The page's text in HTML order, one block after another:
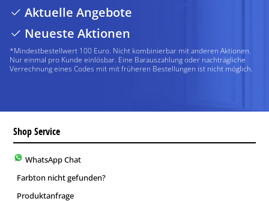
Aktuelle Angebote
Neueste Aktionen
*Mindestbestellwert 100 Euro. Nicht kombinierbar mit anderen Aktionen.
Nur einmal pro Kunde einlösbar. Eine Barauszahlung oder nachträgliche
Verrechnung eines Codes mit mit früheren Bestellungen ist nicht möglich.
Shop Service
WhatsApp Chat
Farbton nicht gefunden?
Produktanfrage